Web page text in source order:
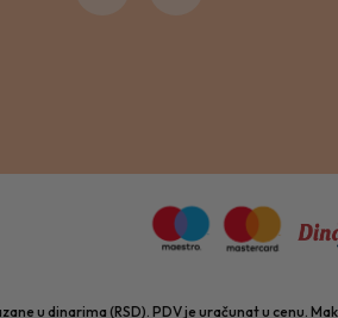
u dinarima (RSD). PDV je uračunat u cenu.